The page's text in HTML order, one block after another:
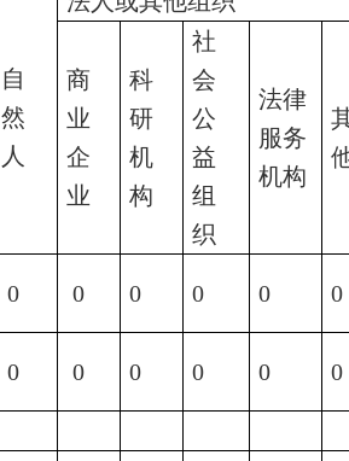
自
然
人
商
业
企
业
科
研
机
构
社
会
公
益
组
织
法律
服务
机构
0 0 0 0 0 0
0 0 0 0 0 0